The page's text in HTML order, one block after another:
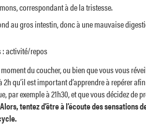
correspondant à de la tristesse.
au gros intestin, donc à une mauvaise
: activité/repos
du coucher, ou bien que vous vous
2h qu’il est important d’apprendre à repérer
par exemple à 21h30, et que vous décidez
Alors, tentez d’être à l’écoute des